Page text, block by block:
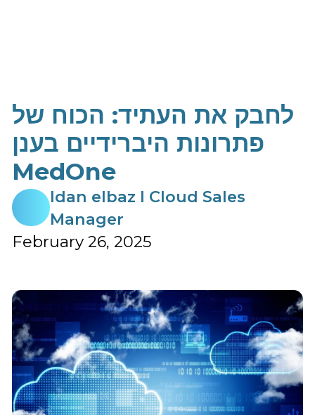
לחבק את העתיד: הכוח של
פתרונות היברידיים בענן
MedOne
Idan elbaz I Cloud Sales
Manager
February 26, 2025